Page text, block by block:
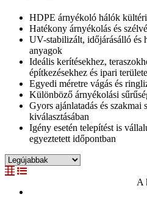
HDPE árnyékoló hálók
Hatékony árnyékolás és
UV-stabilizált, időjárásálló és
anyagok
Ideális kerítésekhez,
építkezésekhez és ipari
Egyedi méretre vágás és
Különböző árnyékolási
Gyors ajánlatadás és szakmai
kiválasztásában
Igény esetén telepítést is
egyeztetett időpontban
A